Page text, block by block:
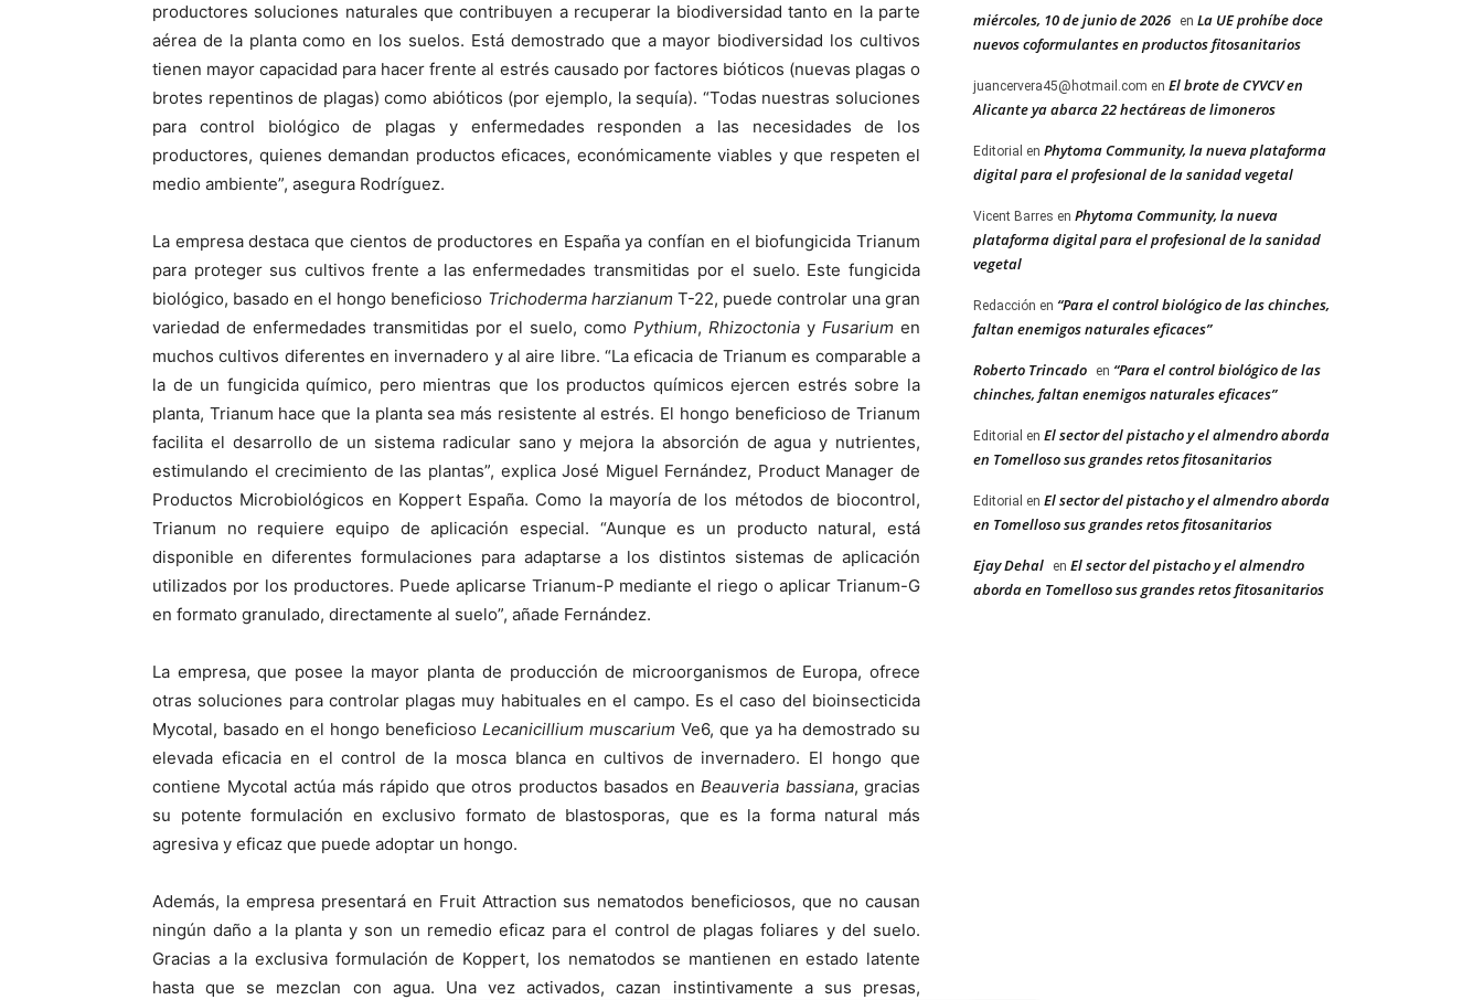
productores soluciones naturales que contribuyen a recuperar la biodiversidad tanto en la parte
aérea de la planta como en los suelos. Está demostrado que a mayor biodiversidad los cultivos
tienen mayor capacidad para hacer frente al estrés causado por factores bióticos (nuevas plagas o
brotes repentinos de plagas) como abióticos (por ejemplo, la sequía). “Todas nuestras soluciones
para control biológico de plagas y enfermedades responden a las necesidades de los
productores, quienes demandan productos eficaces, económicamente viables y que respeten el
medio ambiente”, asegura Rodríguez.
La empresa destaca que cientos de productores en España ya confían en el biofungicida Trianum
para proteger sus cultivos frente a las enfermedades transmitidas por el suelo. Este fungicida
biológico, basado en el hongo beneficioso Trichoderma harzianumT-22, puede controlar una gran
variedad de enfermedades transmitidas por el suelo, como Pythium, Rhizoctonia y Fusarium en
muchos cultivos diferentes en invernadero y al aire libre. “La eficacia de Trianum es comparable a
la de un fungicida químico, pero mientras que los productos químicos ejercen estrés sobre la
planta, Trianum hace que la planta sea más resistente al estrés. El hongo beneficioso de Trianum
facilita el desarrollo de un sistema radicular sano y mejora la absorción de agua y nutrientes,
estimulando el crecimiento de las plantas”, explica José Miguel Fernández, Product Manager de
Productos Microbiológicos en Koppert España. Como la mayoría de los métodos de biocontrol,
Trianum no requiere equipo de aplicación especial. “Aunque es un producto natural, está
disponible en diferentes formulaciones para adaptarse a los distintos sistemas de aplicación
utilizados por los productores. Puede aplicarse Trianum-P mediante el riego o aplicar Trianum-G
en formato granulado, directamente al suelo”, añade Fernández.
La empresa, que posee la mayor planta de producción de microorganismos de Europa, ofrece
otras soluciones para controlar plagas muy habituales en el campo. Es el caso del bioinsecticida
Mycotal, basado en el hongo beneficioso Lecanicillium muscarium Ve6, que ya ha demostrado su
elevada eficacia en el control de la mosca blanca en cultivos de invernadero. El hongo que
contiene Mycotal actúa más rápido que otros productos basados en Beauveria bassiana, gracias
su potente formulación en exclusivo formato de blastosporas, que es la forma natural más
agresiva y eficaz que puede adoptar un hongo.
Además, la empresa presentará en Fruit Attraction sus nematodos beneficiosos, que no causan
ningún daño a la planta y son un remedio eficaz para el control de plagas foliares y del suelo.
Gracias a la exclusiva formulación de Koppert, los nematodos se mantienen en estado latente
hasta que se mezclan con agua. Una vez activados, cazan instintivamente a sus presas,
miércoles, 10 de junio de 2026 en La UE prohíbe doce
nuevos coformulantes en productos fitosanitarios
juancervera45@hotmail.com en El brote de CYVCV en
Alicante ya abarca 22 hectáreas de limoneros
Editorial en Phytoma Community, la nueva plataforma
digital para el profesional de la sanidad vegetal
Vicent Barres en Phytoma Community, la nueva
plataforma digital para el profesional de la sanidad
vegetal
Redacción en “Para el control biológico de las chinches,
faltan enemigos naturales eficaces”
Roberto Trincado en “Para el control biológico de las
chinches, faltan enemigos naturales eficaces”
Editorial en El sector del pistacho y el almendro aborda
en Tomelloso sus grandes retos fitosanitarios
Editorial en El sector del pistacho y el almendro aborda
en Tomelloso sus grandes retos fitosanitarios
Ejay Dehal en El sector del pistacho y el almendro
aborda en Tomelloso sus grandes retos fitosanitarios